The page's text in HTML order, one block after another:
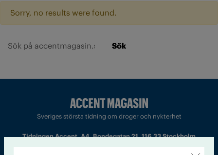
Sorry, no results were found.
Sök
Sveriges största tidning om droger och nykterhet
Tidningen Accent, A4, Bondegatan 21, 116 33 Stockholm